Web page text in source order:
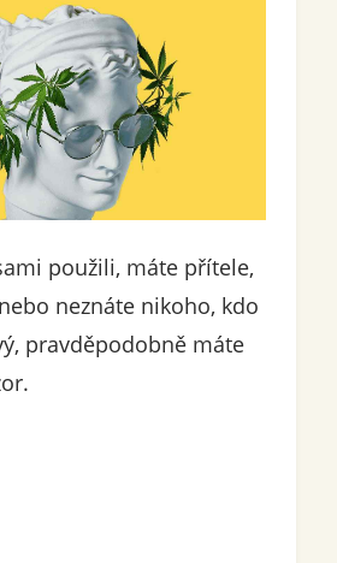
použili, máte přítele,
neznáte nikoho, kdo
pravděpodobně máte